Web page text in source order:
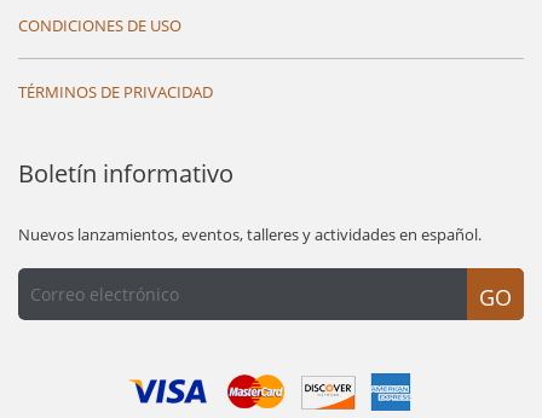
CONDICIONES DE USO
TÉRMINOS DE PRIVACIDAD
Boletín informativo
Nuevos lanzamientos, eventos, talleres y actividades en español.
GO